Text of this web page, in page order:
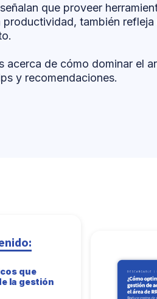
que proveer
productividad, también
acerca de cómo dominar el
y recomendaciones.
que
la gestión